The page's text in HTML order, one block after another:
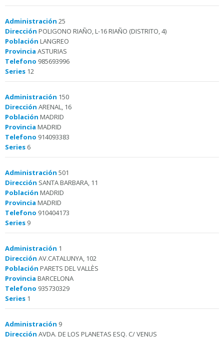
Administración 25
Dirección POLIGONO RIAÑO, L-16 RIAÑO (DISTRITO, 4)
Población LANGREO
Provincia ASTURIAS
Telefono 985693996
Series 12
Administración 150
Dirección ARENAL, 16
Población MADRID
Provincia MADRID
Telefono 914093383
Series 6
Administración 501
Dirección SANTA BARBARA, 11
Población MADRID
Provincia MADRID
Telefono 910404173
Series 9
Administración 1
Dirección AV.CATALUNYA, 102
Población PARETS DEL VALLÈS
Provincia BARCELONA
Telefono 935730329
Series 1
Administración 9
Dirección AVDA. DE LOS PLANETAS ESQ. C/ VENUS